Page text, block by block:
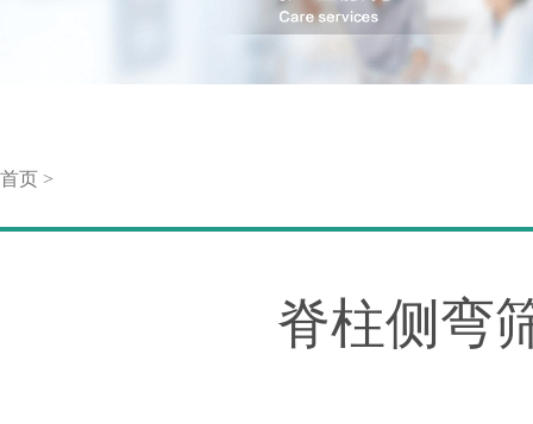
首页 >
脊柱侧弯